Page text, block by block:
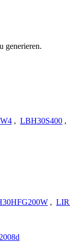
generieren.
, LBH30S400 ,
,